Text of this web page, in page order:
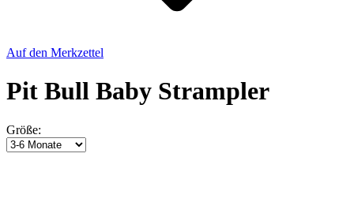
Auf den Merkzettel
Pit Bull Baby Strampler
Größe: